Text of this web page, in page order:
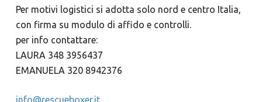
Per motivi logistici si adotta solo nord e centro Italia,
con firma su modulo di affido e controlli.
per info contattare:
LAURA 348 3956437
EMANUELA 320 8942376
info@rescueboxer.it